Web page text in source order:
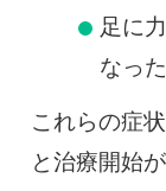
足に
なった
これらの症
と治療開始